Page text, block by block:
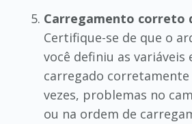
Carregamento correto
Certifique-se de que o
você definiu as variáveis
carregado
vezes, problemas no
ou na ordem de